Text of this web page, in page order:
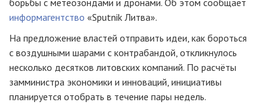
информагентство «Sputnik Литва».
На предложение властей отправить идеи, как бороться
с воздушными шарами с контрабандой, откликнулось
несколько десятков литовских компаний. По расчёты
замминистра экономики и инноваций, инициативы
планируется отобрать в течение пары недель.